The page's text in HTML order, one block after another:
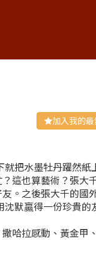
加入我的最
把水墨牡丹躍然
這也算藝術？張大
。之後張大千的國
默驘得一份珍貴的
哈拉感動、黃金甲